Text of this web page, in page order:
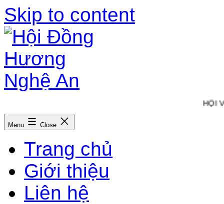
Skip to content
HỘI
Menu Close
Trang chủ
Giới thiệu
Liên hệ